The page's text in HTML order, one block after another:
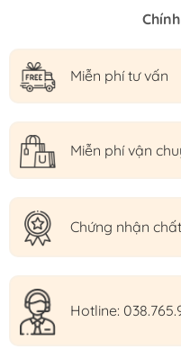
Miễn phí tư vấn
Miễn phí vận
Chứng nhận
Hotline: